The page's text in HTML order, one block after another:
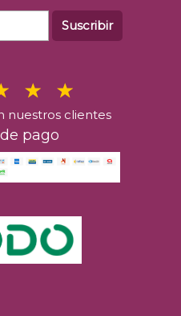
Suscribir
nuestros clientes
pago